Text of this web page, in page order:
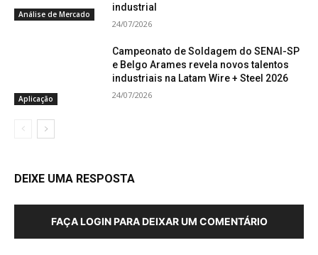
Análise de Mercado
industrial
24/07/2026
Aplicação
Campeonato de Soldagem do SENAI-SP
e Belgo Arames revela novos talentos
industriais na Latam Wire + Steel 2026
24/07/2026
DEIXE UMA RESPOSTA
FAÇA LOGIN PARA DEIXAR UM COMENTÁRIO